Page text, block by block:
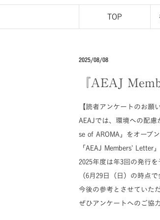
TOP
2025/08/08
『AEAJ
【読者アンケートのお願い
AEAJでは、環境への配
se of AROMA」をオープ
「AEAJ Members’ Letter
2025年度は年3回の発行を
（6月29日（日）の時点
今後の参考とさせていた
ぜひアンケートへのご協